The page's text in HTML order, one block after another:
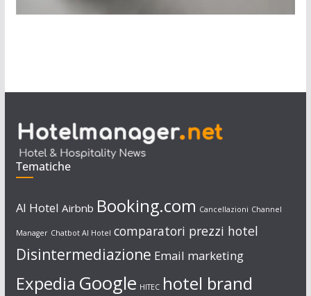
Tematiche
AI Hotel Airbnb Booking.com Cancellazioni Channel
Manager Chatbot AI Hotel comparatori prezzi hotel
Disintermediazione Email marketing
Expedia Google HITEC hotel brand